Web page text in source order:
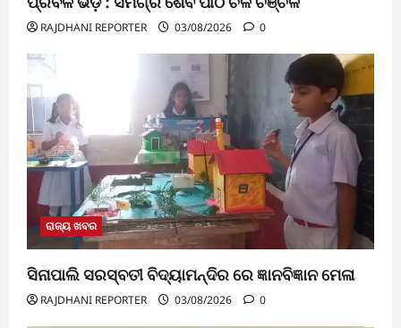
RAJDHANI REPORTER 03/08/2026 0
ରାଜ୍ୟ ଖବର
ସିନାପାଲି ସରସ୍ବତୀ ବିଦ୍ୟାମନ୍ଦିର ରେ ଜ୍ଞାନବିଜ୍ଞାନ ମେଳା
RAJDHANI REPORTER 03/08/2026 0